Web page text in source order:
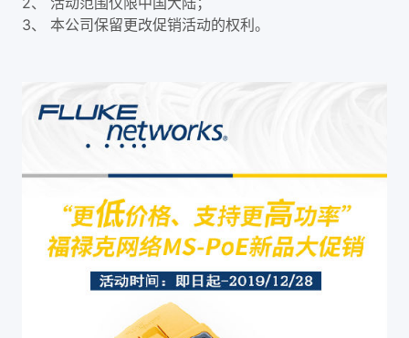
3、 本公司保留更改促销活动的权利。